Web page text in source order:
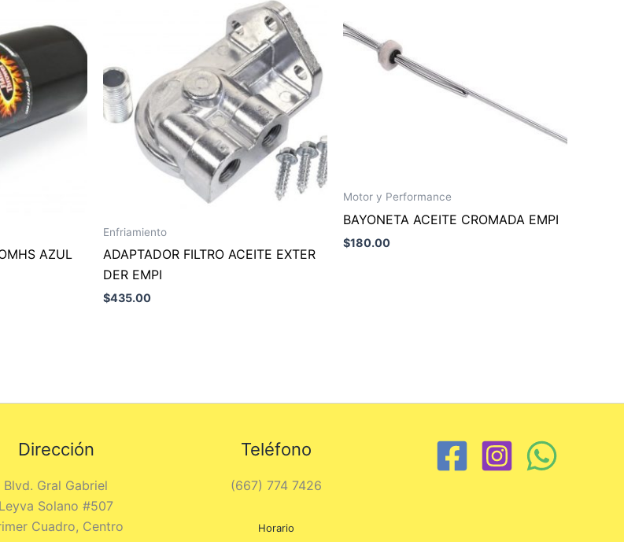
AZUL
Enfriamiento
ADAPTADOR FILTRO ACEITE EXTER
DER EMPI
$435.00
Motor y Performance
BAYONETA ACEITE CROMADA EMPI
$180.00
Dirección
Blvd. Gral Gabriel
Leyva Solano #507
Cuadro, Centro
Teléfono
(667) 774 7426
Horario